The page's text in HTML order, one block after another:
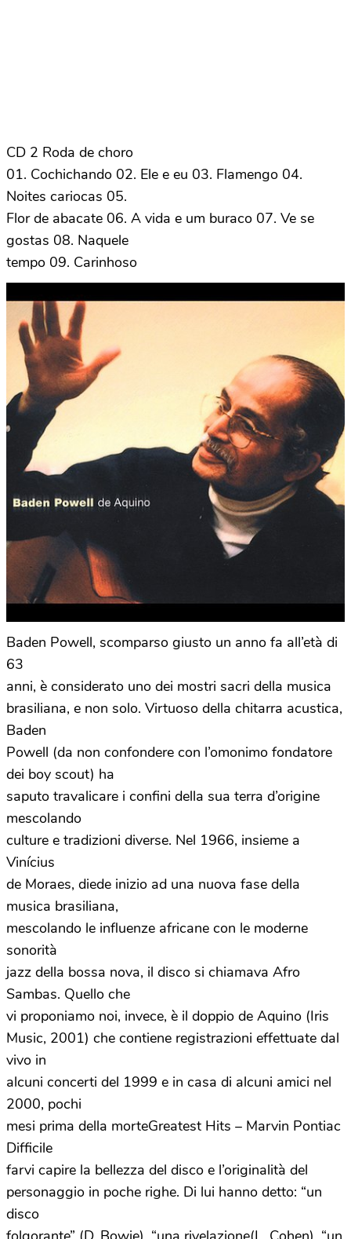
CD 2 Roda de choro
01. Cochichando 02. Ele e eu 03. Flamengo 04.
Noites cariocas 05.
Flor de abacate 06. A vida e um buraco 07. Ve se
gostas 08. Naquele
tempo 09. Carinhoso
Baden Powell, scomparso giusto un anno fa all’età di
63
anni, è considerato uno dei mostri sacri della musica
brasiliana, e non solo. Virtuoso della chitarra acustica,
Baden
Powell (da non confondere con l’omonimo fondatore
dei boy scout) ha
saputo travalicare i confini della sua terra d’origine
mescolando
culture e tradizioni diverse. Nel 1966, insieme a
Vinícius
de Moraes, diede inizio ad una nuova fase della
musica brasiliana,
mescolando le influenze africane con le moderne
sonorità
jazz della bossa nova, il disco si chiamava Afro
Sambas. Quello che
vi proponiamo noi, invece, è il doppio de Aquino (Iris
Music, 2001) che contiene registrazioni effettuate dal
vivo in
alcuni concerti del 1999 e in casa di alcuni amici nel
2000, pochi
mesi prima della morteGreatest Hits – Marvin Pontiac
Difficile
farvi capire la bellezza del disco e l’originalità del
personaggio in poche righe. Di lui hanno detto: “un
disco